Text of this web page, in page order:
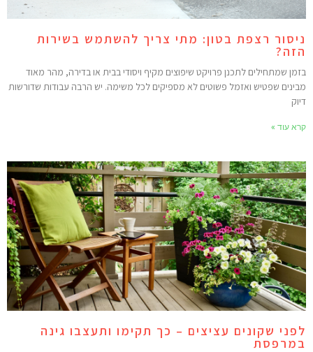
רצפת בטון: מתי צריך להשתמש בשירות
שמתחילים לתכנן פרויקט שיפוצים מקיף ויסודי בבית או בדירה, מהר מאוד
שפטיש ואזמל פשוטים לא מספיקים לכל משימה. יש הרבה עבודות שדורשות
עוד »
שקונים עציצים – כך תקימו ותעצבו גינה